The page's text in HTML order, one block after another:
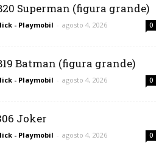
Superman (figura grande)
- Playmobil - agosto 4, 2026 0
Batman (figura grande)
- Playmobil - agosto 4, 2026 0
Joker
- Playmobil - agosto 4, 2026 0